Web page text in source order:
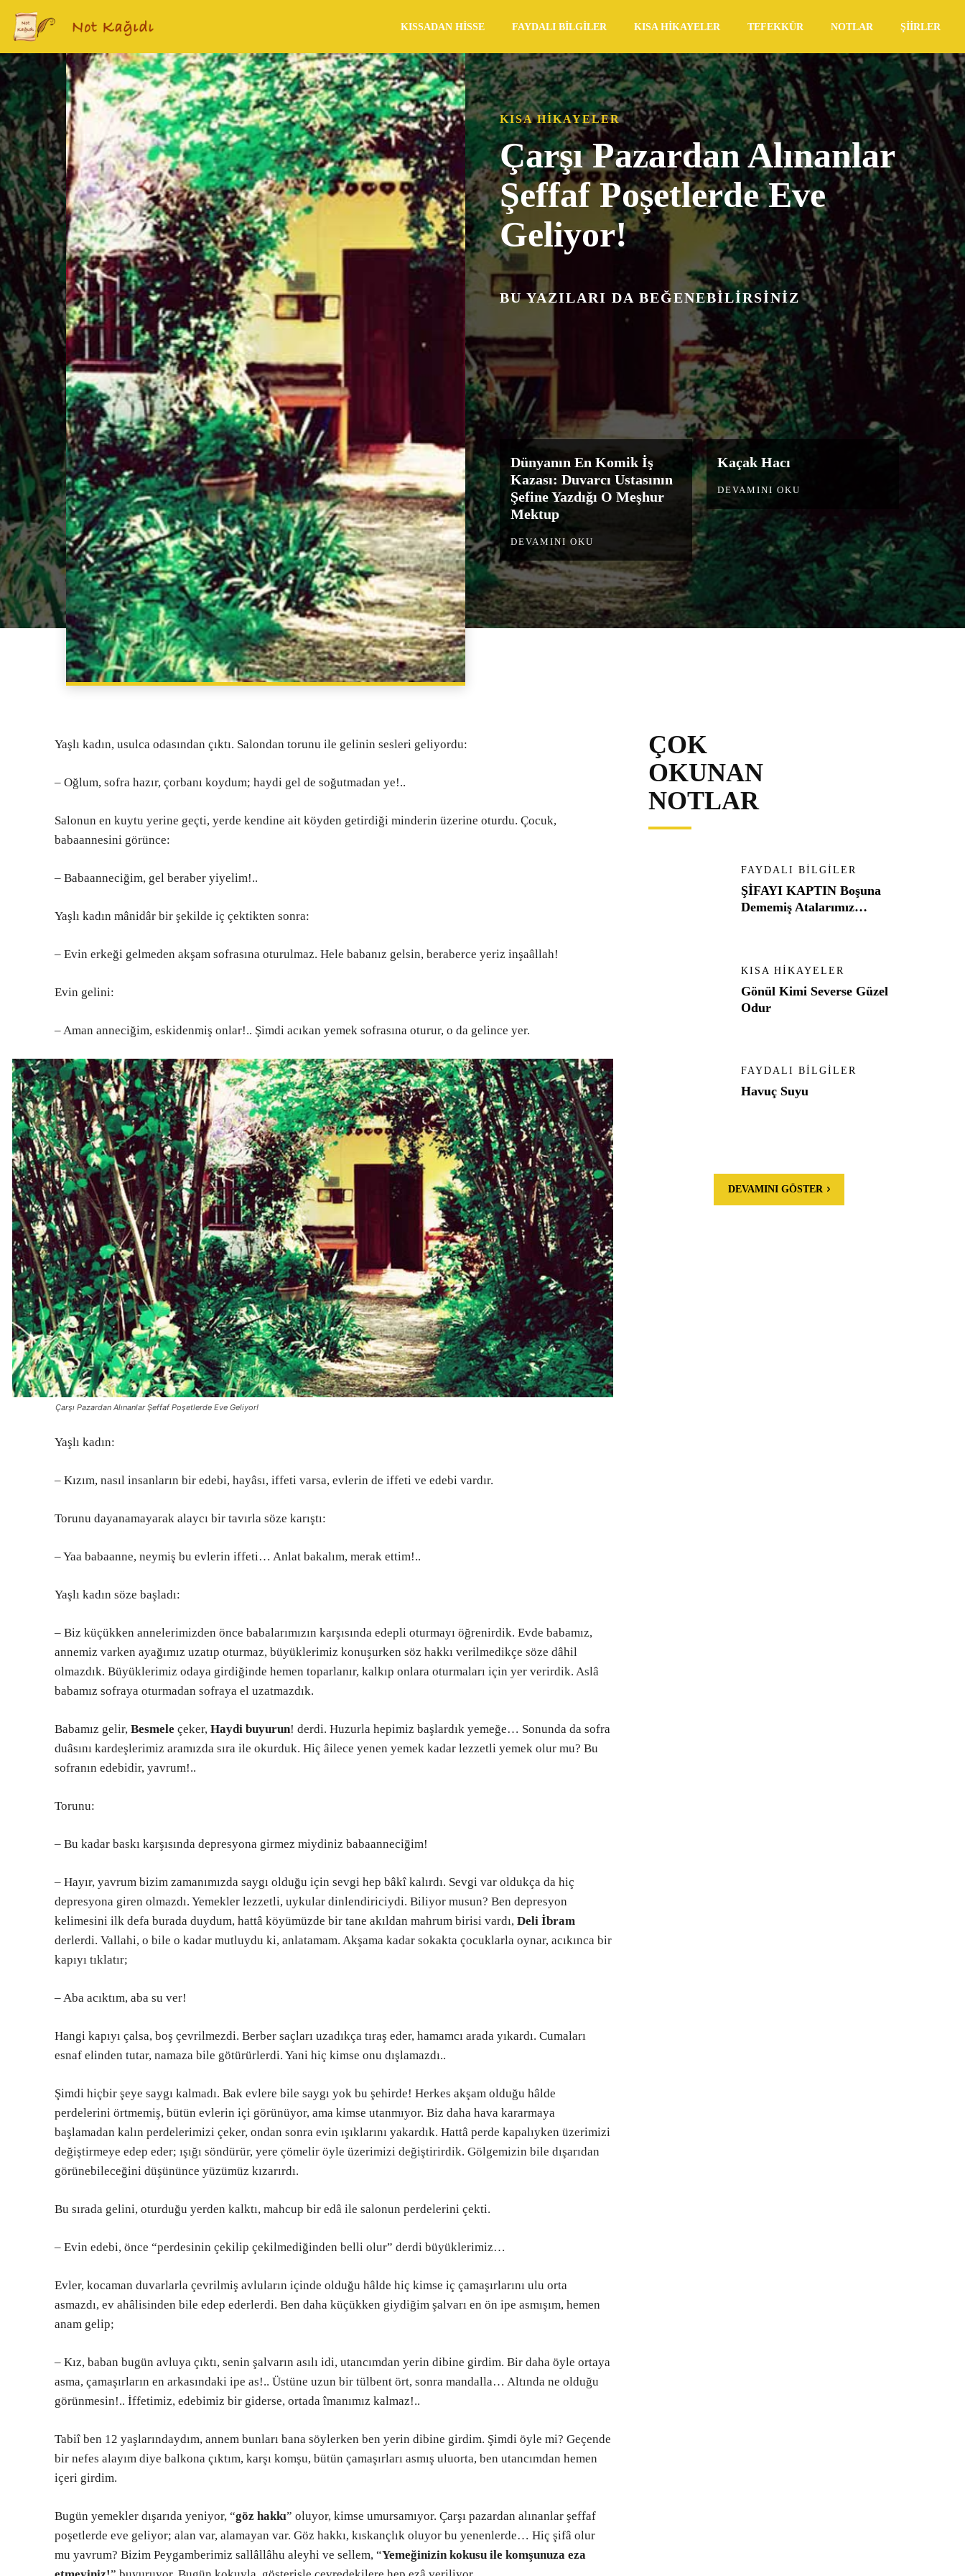
KISSADAN HISSE FAYDALI BILGILER KISA HIKAYELER TEFEKKÜR NOTLAR ŞIIRLER
KISA HIKAYELER
Çarşı Pazardan Alınanlar
Şeffaf Poşetlerde Eve
Geliyor!
BU YAZILARI DA BEĞENEBILIRSINIZ
Dünyanın En Komik İş
Kazası: Duvarcı Ustasının
Şefine Yazdığı O Meşhur
Mektup
DEVAMINI OKU
Kaçak Hacı
DEVAMINI OKU
Yaşlı kadın, usulca odasından çıktı. Salondan torunu ile gelinin sesleri geliyordu:
– Oğlum, sofra hazır, çorbanı koydum; haydi gel de soğutmadan ye!..
Salonun en kuytu yerine geçti, yerde kendine ait köyden getirdiği minderin üzerine oturdu. Çocuk,
babaannesini görünce:
– Babaanneciğim, gel beraber yiyelim!..
Yaşlı kadın mânidâr bir şekilde iç çektikten sonra:
– Evin erkeği gelmeden akşam sofrasına oturulmaz. Hele babanız gelsin, beraberce yeriz inşaâllah!
Evin gelini:
– Aman anneciğim, eskidenmiş onlar!.. Şimdi acıkan yemek sofrasına oturur, o da gelince yer.
Çarşı Pazardan Alınanlar Şeffaf Poşetlerde Eve Geliyor!
Yaşlı kadın:
– Kızım, nasıl insanların bir edebi, hayâsı, iffeti varsa, evlerin de iffeti ve edebi vardır.
Torunu dayanamayarak alaycı bir tavırla söze karıştı:
– Yaa babaanne, neymiş bu evlerin iffeti… Anlat bakalım, merak ettim!..
Yaşlı kadın söze başladı:
– Biz küçükken annelerimizden önce babalarımızın karşısında edepli oturmayı öğrenirdik. Evde babamız,
annemiz varken ayağımız uzatıp oturmaz, büyüklerimiz konuşurken söz hakkı verilmedikçe söze dâhil
olmazdık. Büyüklerimiz odaya girdiğinde hemen toparlanır, kalkıp onlara oturmaları için yer verirdik. Aslâ
babamız sofraya oturmadan sofraya el uzatmazdık.
Babamız gelir, Besmele çeker, Haydi buyurun! derdi. Huzurla hepimiz başlardık yemeğe… Sonunda da sofra
duâsını kardeşlerimiz aramızda sıra ile okurduk. Hiç âilece yenen yemek kadar lezzetli yemek olur mu? Bu
sofranın edebidir, yavrum!..
Torunu:
– Bu kadar baskı karşısında depresyona girmez miydiniz babaanneciğim!
– Hayır, yavrum bizim zamanımızda saygı olduğu için sevgi hep bâkî kalırdı. Sevgi var oldukça da hiç
depresyona giren olmazdı. Yemekler lezzetli, uykular dinlendiriciydi. Biliyor musun? Ben depresyon
kelimesini ilk defa burada duydum, hattâ köyümüzde bir tane akıldan mahrum birisi vardı, Deli İbram
derlerdi. Vallahi, o bile o kadar mutluydu ki, anlatamam. Akşama kadar sokakta çocuklarla oynar, acıkınca bir
kapıyı tıklatır;
– Aba acıktım, aba su ver!
Hangi kapıyı çalsa, boş çevrilmezdi. Berber saçları uzadıkça tıraş eder, hamamcı arada yıkardı. Cumaları
esnaf elinden tutar, namaza bile götürürlerdi. Yani hiç kimse onu dışlamazdı..
Şimdi hiçbir şeye saygı kalmadı. Bak evlere bile saygı yok bu şehirde! Herkes akşam olduğu hâlde
perdelerini örtmemiş, bütün evlerin içi görünüyor, ama kimse utanmıyor. Biz daha hava kararmaya
başlamadan kalın perdelerimizi çeker, ondan sonra evin ışıklarını yakardık. Hattâ perde kapalıyken üzerimizi
değiştirmeye edep eder; ışığı söndürür, yere çömelir öyle üzerimizi değiştirirdik. Gölgemizin bile dışarıdan
görünebileceğini düşününce yüzümüz kızarırdı.
Bu sırada gelini, oturduğu yerden kalktı, mahcup bir edâ ile salonun perdelerini çekti.
– Evin edebi, önce “perdesinin çekilip çekilmediğinden belli olur” derdi büyüklerimiz…
Evler, kocaman duvarlarla çevrilmiş avluların içinde olduğu hâlde hiç kimse iç çamaşırlarını ulu orta
asmazdı, ev ahâlisinden bile edep ederlerdi. Ben daha küçükken giydiğim şalvarı en ön ipe asmışım, hemen
anam gelip;
– Kız, baban bugün avluya çıktı, senin şalvarın asılı idi, utancımdan yerin dibine girdim. Bir daha öyle ortaya
asma, çamaşırların en arkasındaki ipe as!.. Üstüne uzun bir tülbent ört, sonra mandalla… Altında ne olduğu
görünmesin!.. İffetimiz, edebimiz bir giderse, ortada îmanımız kalmaz!..
Tabiî ben 12 yaşlarındaydım, annem bunları bana söylerken ben yerin dibine girdim. Şimdi öyle mi? Geçende
bir nefes alayım diye balkona çıktım, karşı komşu, bütün çamaşırları asmış uluorta, ben utancımdan hemen
içeri girdim.
Bugün yemekler dışarıda yeniyor, “göz hakkı” oluyor, kimse umursamıyor. Çarşı pazardan alınanlar şeffaf
poşetlerde eve geliyor; alan var, alamayan var. Göz hakkı, kıskançlık oluyor bu yenenlerde… Hiç şifâ olur
mu yavrum? Bizim Peygamberimiz sallâllâhu aleyhi ve sellem, “Yemeğinizin kokusu ile komşunuza eza
ÇOK
OKUNAN
NOTLAR
FAYDALI BILGILER
ŞİFAYI KAPTIN Boşuna
Dememiş Atalarımız…
KISA HIKAYELER
Gönül Kimi Severse Güzel
Odur
FAYDALI BILGILER
Havuç Suyu
DEVAMINI GÖSTER